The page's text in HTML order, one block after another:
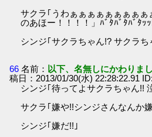
サクラ｢うわぁぁぁぁぁぁぁぁ
のあほー！！！！」ﾊﾞﾀﾊﾞﾀﾊﾞﾀｯ
シンジ｢サクラちゃん!? サクラち
66 名前： 以下、名無しにかわりま
稿日：2013/01/30(水) 22:28:22.91
シンジ｢待ってよサクラちゃん!!
サクラ｢嫌や!!シンジさんなんか
シンジ｢嫌だ!!｣